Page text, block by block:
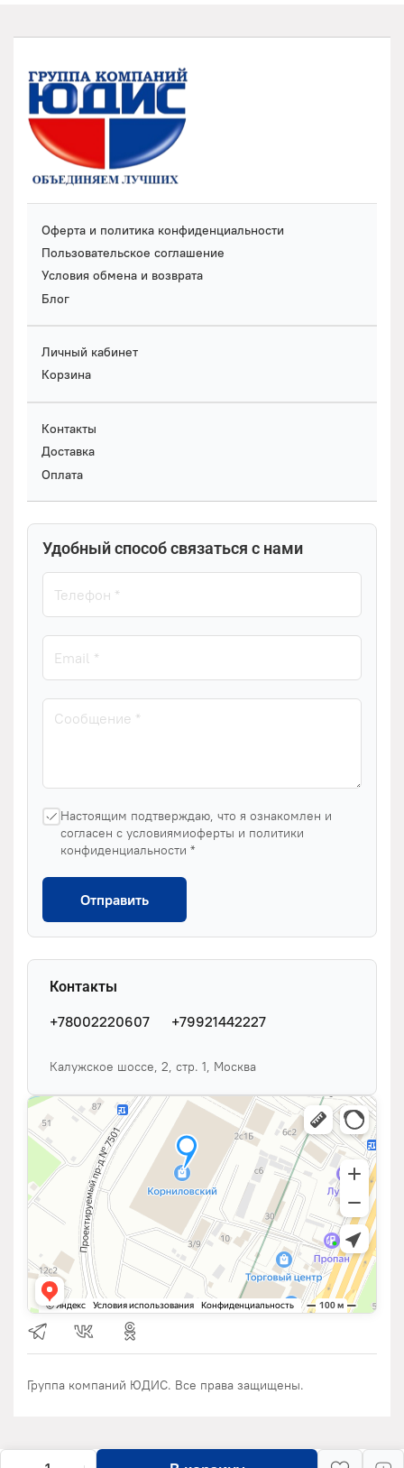
Оферта и политика конфиденциальности
Пользовательское соглашение
Условия обмена и возврата
Блог
Личный кабинет
Корзина
Контакты
Доставка
Оплата
Удобный способ связаться с нами
Настоящим подтверждаю, что я ознакомлен и
согласен с условиямиоферты и политики
конфиденциальности *
Отправить
Контакты
+78002220607 +79921442227
Калужское шоссе, 2, стр. 1, Москва
Группа компаний ЮДИС. Все права защищены.